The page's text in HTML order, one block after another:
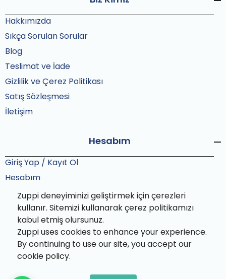
Zuppi deneyiminizi geliştirmek için çerezleri
kullanır. Sitemizi kullanarak çerez politikamızı
kabul etmiş olursunuz.
Zuppi uses cookies to enhance your experience.
By continuing to use our site, you accept our
cookie policy.
Hakkımızda
Sıkça Sorulan Sorular
Blog
Teslimat ve İade
Gizlilik ve Çerez Politikası
Satış Sözleşmesi
İletişim
Hesabım
Giriş Yap / Kayıt Ol
Hesabım
Siparişlerim
Sipariş Takip
Zuppi© 2025 Tüm hakları saklıdır. Bu site Zuppi ekibi